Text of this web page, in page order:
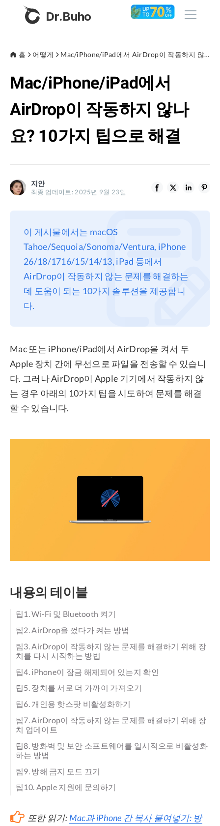
Dr.Buho
제품
BuhoCleaner
BuhoUnlocker
BuhoRepair
BuhoLaunchpad
스토어
블로그
프라이버시
조항
환불
홈 어떻게 Mac/iPhone/iPad에서 AirDrop이 작동하지 않나요? 10가지 팁으로 해결
Mac/iPhone/iPad에서
AirDrop이 작동하지 않나
요? 10가지 팁으로 해결
지안
최종 업데이트: 2025년 9월 23일
이 게시물에서는 macOS
Tahoe/Sequoia/Sonoma/Ventura, iPhone
26/18/1716/15/14/13, iPad 등에서
AirDrop이 작동하지 않는 문제를 해결하는
데 도움이 되는 10가지 솔루션을 제공합니
다.
Mac 또는 iPhone/iPad에서 AirDrop을 켜서 두
Apple 장치 간에 무선으로 파일을 전송할 수 있습니
다. 그러나 AirDrop이 Apple 기기에서 작동하지 않
는 경우 아래의 10가지 팁을 시도하여 문제를 해결
할 수 있습니다.
내용의 테이블
팁1. Wi-Fi 및 Bluetooth 켜기
팁2. AirDrop을 껐다가 켜는 방법
팁3. AirDrop이 작동하지 않는 문제를 해결하기 위해 장
치를 다시 시작하는 방법
팁4. iPhone이 잠금 해제되어 있는지 확인
팁5. 장치를 서로 더 가까이 가져오기
팁6. 개인용 핫스팟 비활성화하기
팁7. AirDrop이 작동하지 않는 문제를 해결하기 위해 장
치 업데이트
팁8. 방화벽 및 보안 소프트웨어를 일시적으로 비활성화
하는 방법
팁9. 방해 금지 모드 끄기
팁10. Apple 지원에 문의하기
또한 읽기: Mac과 iPhone 간 복사 붙여넣기: 방